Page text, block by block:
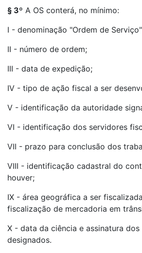
§ 3º A OS conterá, no mínimo:
I - denominação "Ordem de
II - número de ordem;
III - data de expedição;
IV - tipo de ação fiscal a ser
V - identificação da autoridade
VI - identificação dos servidores
VII - prazo para conclusão dos
VIII - identificação cadastral do
houver;
IX - área geográfica a ser
fiscalização de mercadoria em
X - data da ciência e assinatura
designados.